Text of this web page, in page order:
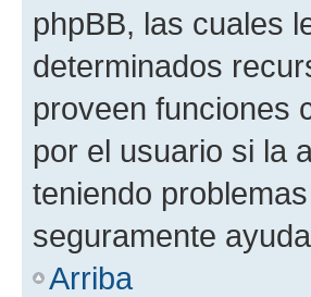
phpBB, las cuales
determinados
proveen funciones
por el usuario si la
teniendo
seguramente
Arriba